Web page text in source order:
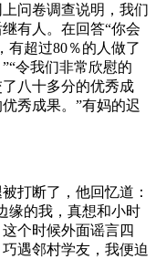
问卷调查说明，我们
有人。在回答“你会
有超过80％的人做了
令我们非常欣慰的
八十多分的优秀成
秀成果。”有妈的迟
打断了，他回忆道：
缘的我，真想和小时
个时候外面谣言四
遇邻村学友，我便迫